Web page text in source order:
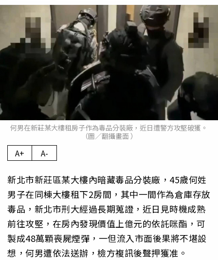
何男在新莊某大樓租房子作為毒品分裝廠，近日遭警方攻堅破獲。
（圖／翻攝畫面 ）
A+ A-
新北市新莊區某大樓內暗藏毒品分裝廠，45歲何姓
男子在同棟大樓租下2房間，其中一間作為倉庫存放
毒品，新北市刑大經過長期蒐證，近日見時機成熟
前往攻堅，在房內發現價值上億元的依託咪酯，可
製成48萬顆喪屍煙彈，一但流入市面後果將不堪設
想，何男遭依法送辦，檢方複訊後聲押獲准。